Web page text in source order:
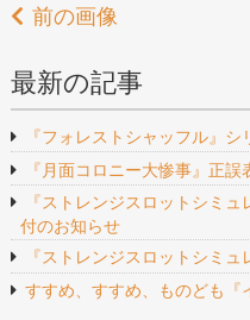
前の画像
最新の記事
『フォレストシャッフル』シ
『月面コロニー大惨事』正誤
『ストレンジスロットシミ
付のお知らせ
『ストレンジスロットシミ
すすめ、すすめ、ものども『